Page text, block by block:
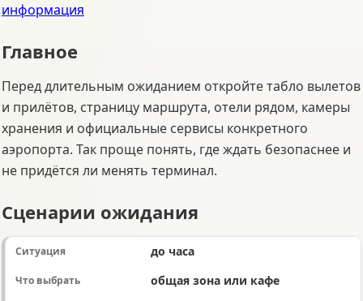
информация
Главное
Перед длительным ожиданием откройте табло вылетов
и прилётов, страницу маршрута, отели рядом, камеры
хранения и официальные сервисы конкретного
аэропорта. Так проще понять, где ждать безопаснее и
не придётся ли менять терминал.
Сценарии ожидания
до часа
общая зона или кафе